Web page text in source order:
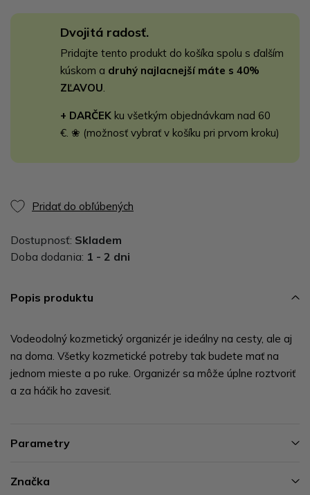
Dvojitá radosť.
Pridajte tento produkt do košíka spolu s ďalším
kúskom a druhý najlacnejší máte s 40%
ZĽAVOU
+ DARČEK ku všetkým objednávkam nad 60
€. ❀ (možnosť vybrať v košíku pri prvom kroku)
Pridať do obľúbených
Dostupnosť: Skladem
Doba dodania: 1 - 2 dni
Popis produktu
Vodeodolný kozmetický organizér je ideálny na cesty, ale aj
na doma. Všetky kozmetické potreby tak budete mať na
jednom mieste a po ruke. Organizér sa môže úplne roztvoriť
a za háčik ho zavesiť.
Parametry
Značka